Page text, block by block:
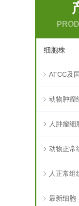
细胞株
ATCC及
动物肿瘤
人肿瘤细
动物正常
人正常组
最新细胞